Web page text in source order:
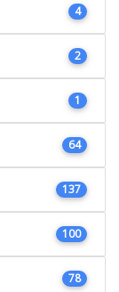
4
2
1
64
137
100
78